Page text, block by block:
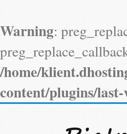
Warning:
/home/
content/plugins/last-